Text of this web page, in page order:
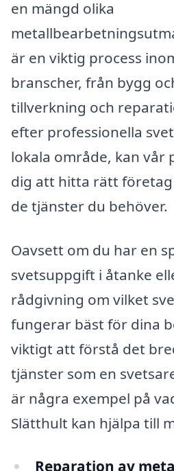
en mängd olika
är en viktig process
branscher, från bygg
tillverkning och
efter professionella
lokala område, kan vår
dig att hitta rätt
de tjänster du behöver.
Oavsett om du har en
svetsuppgift i åtanke
rådgivning om vilket
fungerar bäst för dina
viktigt att förstå det
tjänster som en
är några exempel på
Slätthult kan hjälpa till
Reparation av